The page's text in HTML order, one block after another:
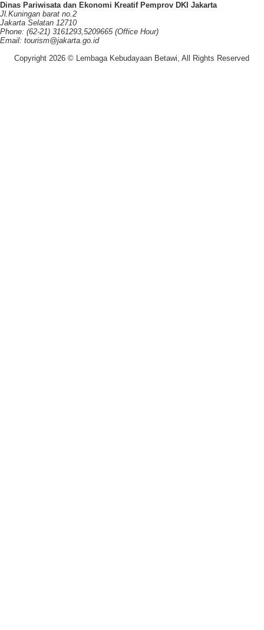
Dinas Pariwisata dan Ekonomi Kreatif Pemprov DKI Jakarta
Jl.Kuningan barat no.2
Jakarta Selatan 12710
Phone: (62-21) 3161293,5209665 (Office Hour)
Email: tourism@jakarta.go.id
Copyright 2026 © Lembaga Kebudayaan Betawi, All Rights Reserved